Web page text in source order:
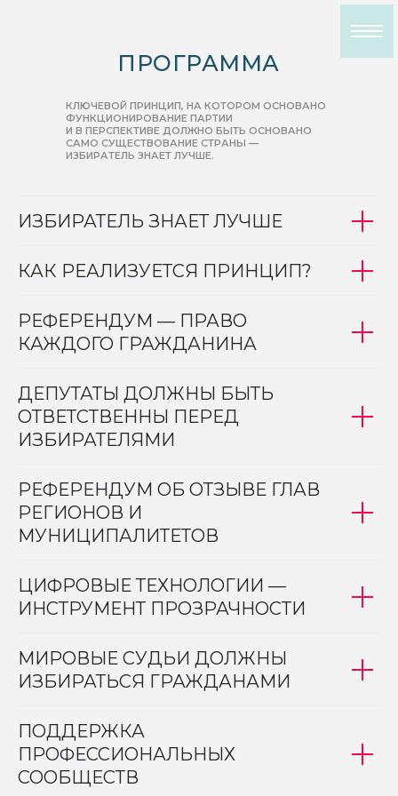
ПРОГРАММА
КЛЮЧЕВОЙ ПРИНЦИП, НА КОТОРОМ ОСНОВАНО
ФУНКЦИОНИРОВАНИЕ ПАРТИИ
И В ПЕРСПЕКТИВЕ ДОЛЖНО БЫТЬ ОСНОВАНО
САМО СУЩЕСТВОВАНИЕ СТРАНЫ —
ИЗБИРАТЕЛЬ ЗНАЕТ ЛУЧШЕ.
ИЗБИРАТЕЛЬ ЗНАЕТ ЛУЧШЕ
КАК РЕАЛИЗУЕТСЯ ПРИНЦИП?
РЕФЕРЕНДУМ — ПРАВО
КАЖДОГО ГРАЖДАНИНА
ДЕПУТАТЫ ДОЛЖНЫ БЫТЬ
ОТВЕТСТВЕННЫ ПЕРЕД
ИЗБИРАТЕЛЯМИ
РЕФЕРЕНДУМ ОБ ОТЗЫВЕ ГЛАВ
РЕГИОНОВ И
МУНИЦИПАЛИТЕТОВ
ЦИФРОВЫЕ ТЕХНОЛОГИИ —
ИНСТРУМЕНТ ПРОЗРАЧНОСТИ
МИРОВЫЕ СУДЬИ ДОЛЖНЫ
ИЗБИРАТЬСЯ ГРАЖДАНАМИ
ПОДДЕРЖКА
ПРОФЕССИОНАЛЬНЫХ
СООБЩЕСТВ